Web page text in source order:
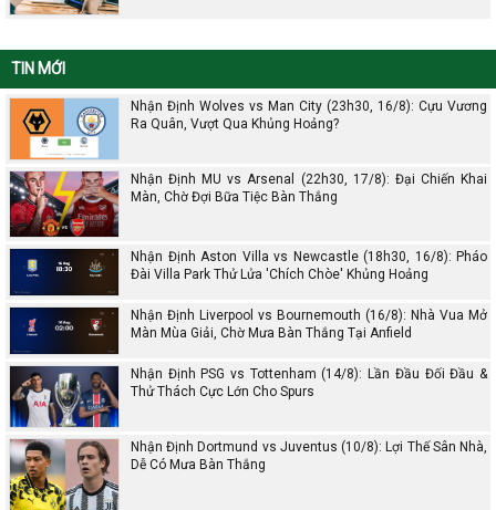
TIN MỚI
Nhận Định Wolves vs Man City (23h30, 16/8): Cựu Vương
Ra Quân, Vượt Qua Khủng Hoảng?
Nhận Định MU vs Arsenal (22h30, 17/8): Đại Chiến Khai
Màn, Chờ Đợi Bữa Tiệc Bàn Thắng
Nhận Định Aston Villa vs Newcastle (18h30, 16/8): Pháo
Đài Villa Park Thử Lửa 'Chích Chòe' Khủng Hoảng
Nhận Định Liverpool vs Bournemouth (16/8): Nhà Vua Mở
Màn Mùa Giải, Chờ Mưa Bàn Thắng Tại Anfield
Nhận Định PSG vs Tottenham (14/8): Lần Đầu Đối Đầu &
Thử Thách Cực Lớn Cho Spurs
Nhận Định Dortmund vs Juventus (10/8): Lợi Thế Sân Nhà,
Dễ Có Mưa Bàn Thắng